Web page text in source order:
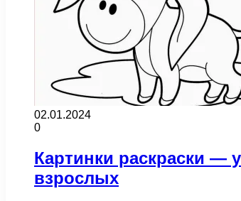
02.01.2024
0
Картинки раскраски —
взрослых